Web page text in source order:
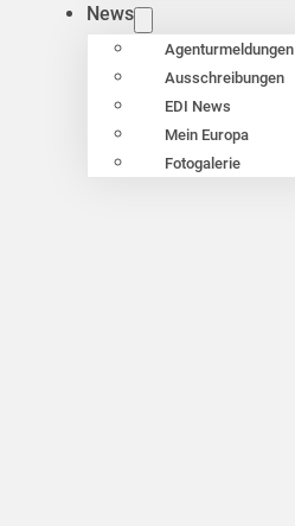
News
Agenturmeldungen
Ausschreibungen
EDI News
Mein Europa
Fotogalerie